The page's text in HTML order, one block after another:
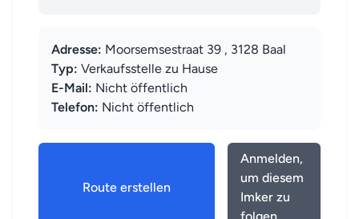
Adresse: Moorsemsestraat 39 , 3128 Baal
Typ: Verkaufsstelle zu Hause
E-Mail: Nicht öffentlich
Telefon: Nicht öffentlich
Route erstellen
Anmelden,
um diesem
Imker zu